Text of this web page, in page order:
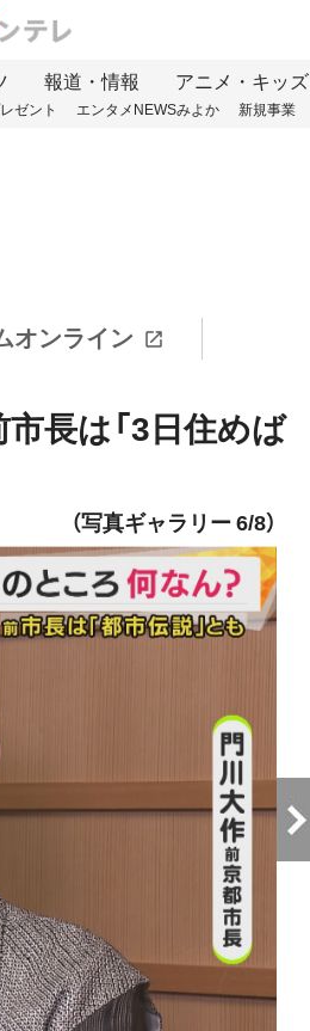
報道・情報 アニメ・キッズ
ゼント エンタメNEWSみよか 新規事業
オンライン
市長は「3日住めば
（写真ギャラリー 6/8）